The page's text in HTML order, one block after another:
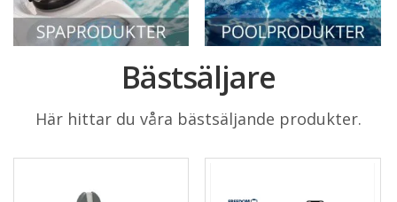
Bästsäljare
Här hittar du våra bästsäljande produkter.